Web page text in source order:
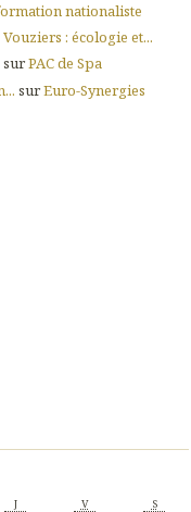
nationaliste
: écologie et...
surPAC de Spa
surEuro-Synergies
J V S